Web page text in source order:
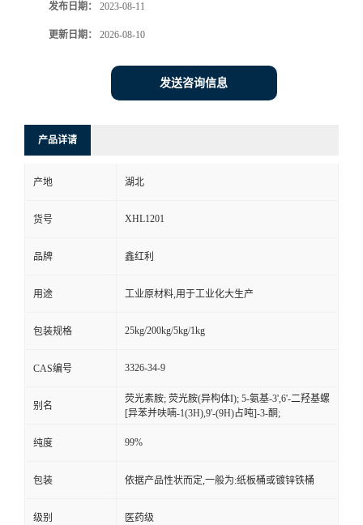
发布日期： 2023-08-11
更新日期： 2026-08-10
发送咨询信息
产品详请
产地 湖北
货号 XHL1201
品牌 鑫红利
用途 工业原材料,用于工业化大生产
包装规格 25kg/200kg/5kg/1kg
CAS编号 3326-34-9
别名
荧光素胺; 荧光胺(异构体I); 5-氨基-3',6'-二羟基螺
[异苯并呋喃-1(3H),9'-(9H)占吨]-3-酮;
纯度 99%
包装 依据产品性状而定,一般为:纸板桶或镀锌铁桶
级别 医药级